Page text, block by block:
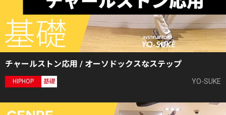
チャールストン応用 / オーソドックスなステップ
HIPHOP 基礎 YO-SUKE